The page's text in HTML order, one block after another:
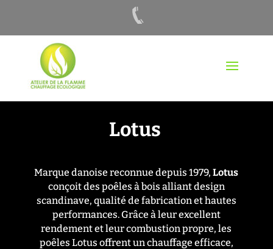
Lotus
Marque danoise reconnue depuis 1979,Lotus
conçoit des poêles à bois alliant design
scandinave, qualité de fabrication et hautes
performances. Grâce à leur excellent
rendement et leur combustion propre, les
poêles Lotus offrent un chauffage efficace,